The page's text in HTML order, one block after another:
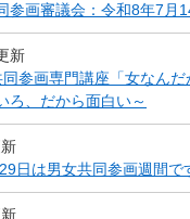
参画審議会：令和8年7月
新
参画専門講座「女なんだ
ろ、だから面白い～
日は男女共同参画週間で